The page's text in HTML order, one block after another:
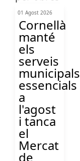
01 Agost 2026
Cornellà
manté
els
serveis
municipals
essencials
a
l'agost
i tanca
el
Mercat
de